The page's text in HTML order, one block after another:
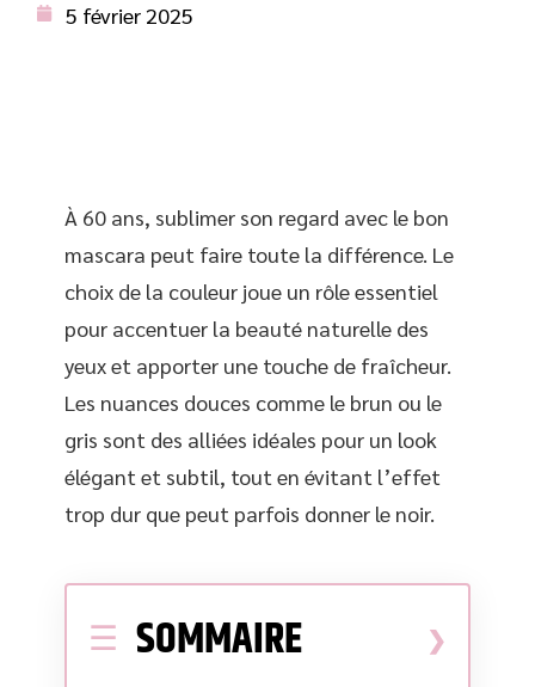
5 février 2025
À 60 ans, sublimer son regard avec le bon
mascara peut faire toute la différence. Le
choix de la couleur joue un rôle essentiel
pour accentuer la beauté naturelle des
yeux et apporter une touche de fraîcheur.
Les nuances douces comme le brun ou le
gris sont des alliées idéales pour un look
élégant et subtil, tout en évitant l’effet
trop dur que peut parfois donner le noir.
SOMMAIRE